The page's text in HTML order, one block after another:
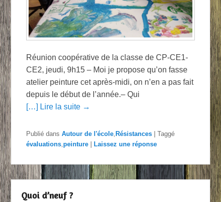
Réunion coopérative de la classe de CP-CE1-
CE2, jeudi, 9h15 – Moi je propose qu’on fasse
atelier peinture cet après-midi, on n’en a pas fait
depuis le début de l’année.– Qui
[…] Lire la suite →
Publié dans Autour de l'école, Résistances |Taggé
évaluations,peinture Laissez une réponse
Quoi d’neuf ?